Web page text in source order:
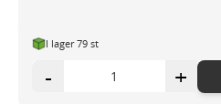
I lager 79 st
- +